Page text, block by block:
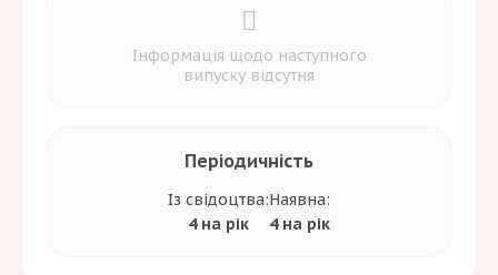
Інформація щодо наступного
випуску відсутня
Періодичність
Із свідоцтва:
4 на рік
Наявна:
4 на рік